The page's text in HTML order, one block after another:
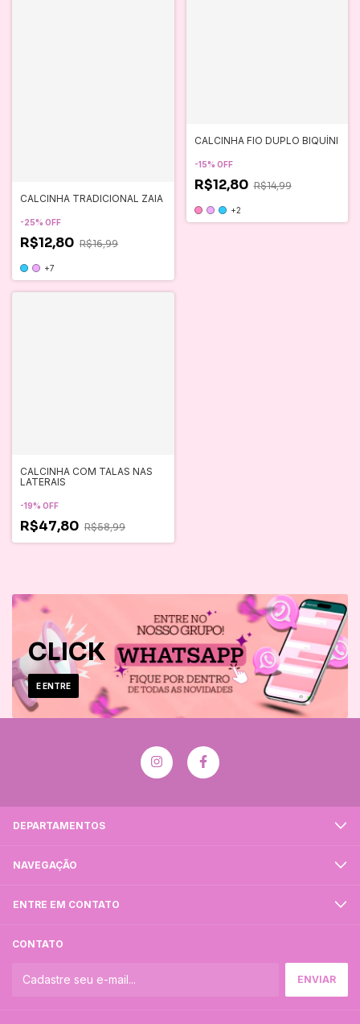
CALCINHA TRADICIONAL ZAIA
-25% OFF
R$12,80 R$16,99
+7
CALCINHA FIO DUPLO BIQUÍNI
-15% OFF
R$12,80 R$14,99
+2
CALCINHA COM TALAS NAS
LATERAIS
-19% OFF
R$47,80 R$58,99
CLICK
E ENTRE
DEPARTAMENTOS
NAVEGAÇÃO
ENTRE EM CONTATO
CONTATO